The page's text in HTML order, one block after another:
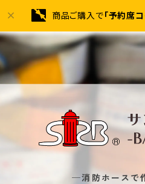
商品ご購入で「予約席
─消防ホースで